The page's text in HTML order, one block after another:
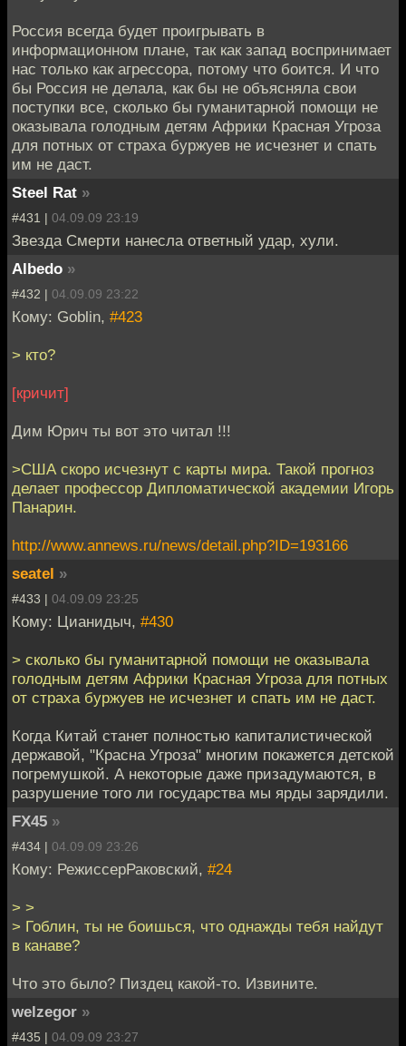
Россия всегда будет проигрывать в
информационном плане, так как запад воспринимает
нас только как агрессора, потому что боится. И что
бы Россия не делала, как бы не объясняла свои
поступки все, сколько бы гуманитарной помощи не
оказывала голодным детям Африки Красная Угроза
для потных от страха буржуев не исчезнет и спать
им не даст.
Steel Rat »
#431 | 04.09.09 23:19
Звезда Смерти нанесла ответный удар, хули.
Albedo »
#432 | 04.09.09 23:22
Кому: Goblin, #423
> кто?
[кричит]
Дим Юрич ты вот это читал !!!
>США скоро исчезнут с карты мира. Такой прогноз
делает профессор Дипломатической академии Игорь
Панарин.
http://www.annews.ru/news/detail.php?ID=193166
seatel »
#433 | 04.09.09 23:25
Кому: Цианидыч, #430
> сколько бы гуманитарной помощи не оказывала
голодным детям Африки Красная Угроза для потных
от страха буржуев не исчезнет и спать им не даст.
Когда Китай станет полностью капиталистической
державой, "Красна Угроза" многим покажется детской
погремушкой. А некоторые даже призадумаются, в
разрушение того ли государства мы ярды зарядили.
FX45 »
#434 | 04.09.09 23:26
Кому: РежиссерРаковский, #24
> >
> Гоблин, ты не боишься, что однажды тебя найдут
в канаве?
Что это было? Пиздец какой-то. Извините.
welzegor »
#435 | 04.09.09 23:27